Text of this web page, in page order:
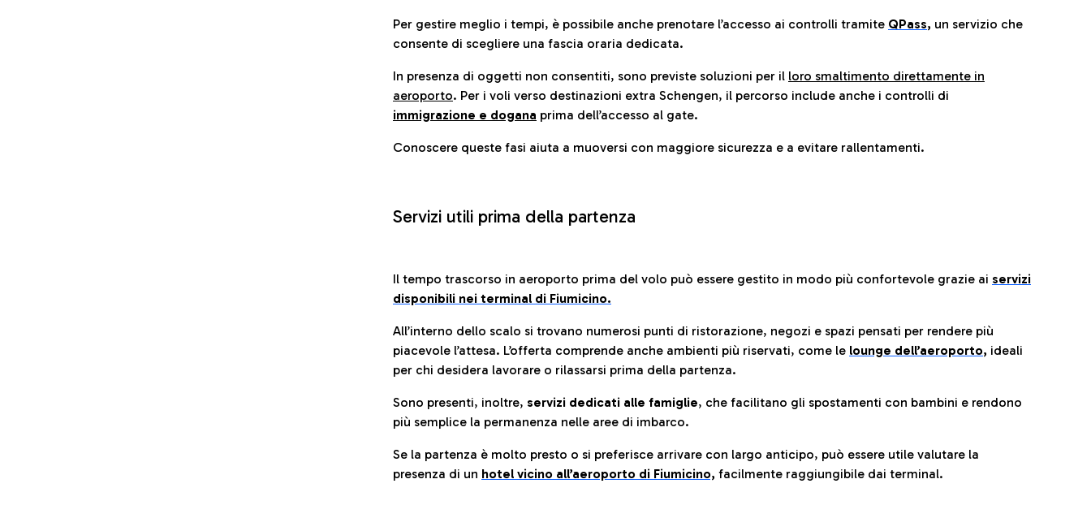
Per gestire meglio i tempi, è possibile anche prenotare l’accesso ai controlli tramite QPass, un servizio che
consente di scegliere una fascia oraria dedicata.
In presenza di oggetti non consentiti, sono previste soluzioni per il loro smaltimento direttamente in
aeroporto. Per i voli verso destinazioni extra Schengen, il percorso include anche i controlli di
immigrazione e dogana prima dell’accesso al gate.
Conoscere queste fasi aiuta a muoversi con maggiore sicurezza e a evitare rallentamenti.
Servizi utili prima della partenza
Il tempo trascorso in aeroporto prima del volo può essere gestito in modo più confortevole grazie ai servizi
disponibili nei terminal di Fiumicino.
All’interno dello scalo si trovano numerosi punti di ristorazione, negozi e spazi pensati per rendere più
piacevole l’attesa. L’offerta comprende anche ambienti più riservati, come le lounge dell’aeroporto, ideali
per chi desidera lavorare o rilassarsi prima della partenza.
Sono presenti, inoltre, servizi dedicati alle famiglie, che facilitano gli spostamenti con bambini e rendono
più semplice la permanenza nelle aree di imbarco.
Se la partenza è molto presto o si preferisce arrivare con largo anticipo, può essere utile valutare la
presenza di un hotel vicino all’aeroporto di Fiumicino, facilmente raggiungibile dai terminal.